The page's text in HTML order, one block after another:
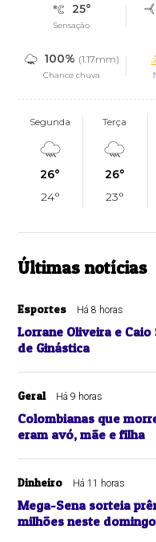
25°
Sensação
100% (1.17mm)
Chance chuva
Segunda
26°
24°
Terça
26°
23°
Últimas notícias
Esportes Há 8 horas
Lorrane Oliveira e
de Ginástica
Geral Há 9 horas
Colombianas que
eram avó, mãe e filha
Dinheiro Há 11 horas
Mega-Sena sorteia
milhões neste domingo